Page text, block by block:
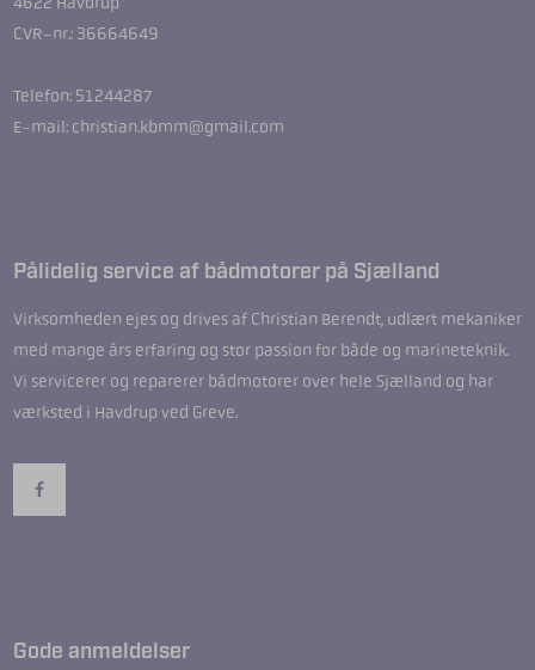
CVR-nr.: 36664649
Telefon: 51244287
E-mail: christian.kbmm@gmail.com
Pålidelig service af bådmotorer på Sjælland
Virksomheden ejes og drives af Christian Berendt, udlært mekaniker
med mange års erfaring og stor passion for både og marineteknik.
Vi servicerer og reparerer bådmotorer over hele Sjælland og har
værksted i Havdrup ved Greve.
Gode anmeldelser